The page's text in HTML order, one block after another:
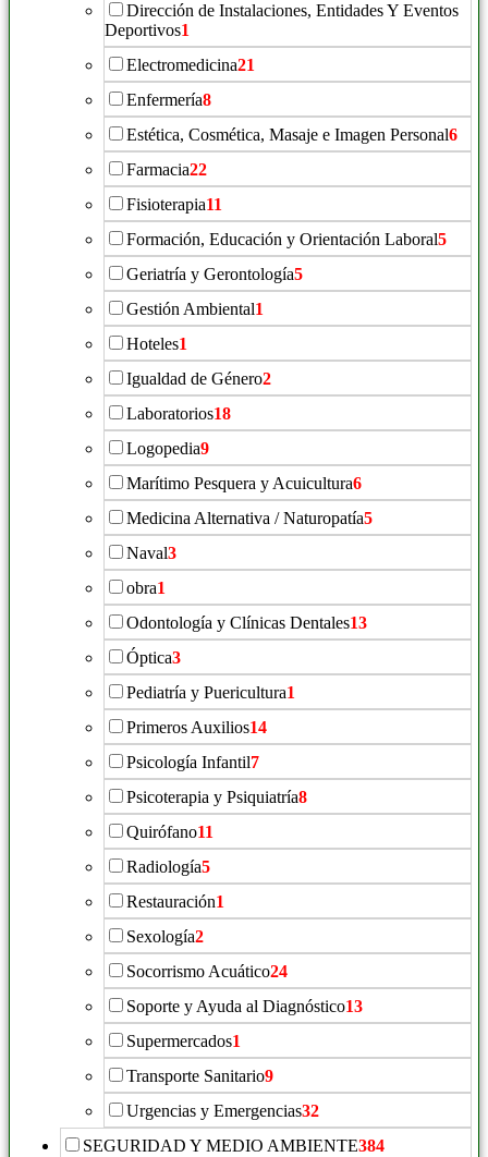
Dirección de Instalaciones, Entidades Y Eventos
Deportivos1
Electromedicina21
Enfermería8
Estética, Cosmética, Masaje e Imagen Personal6
Farmacia22
Fisioterapia11
Formación, Educación y Orientación Laboral5
Geriatría y Gerontología5
Gestión Ambiental1
Hoteles1
Igualdad de Género2
Laboratorios18
Logopedia9
Marítimo Pesquera y Acuicultura6
Medicina Alternativa / Naturopatía5
Naval3
obra1
Odontología y Clínicas Dentales13
Óptica3
Pediatría y Puericultura1
Primeros Auxilios14
Psicología Infantil7
Psicoterapia y Psiquiatría8
Quirófano11
Radiología5
Restauración1
Sexología2
Socorrismo Acuático24
Soporte y Ayuda al Diagnóstico13
Supermercados1
Transporte Sanitario9
Urgencias y Emergencias32
SEGURIDAD Y MEDIO AMBIENTE384